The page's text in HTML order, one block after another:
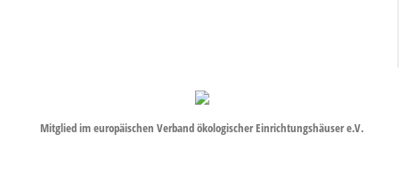
Mitglied im europäischen Verband ökologischer Einrichtungshäuser e.V.